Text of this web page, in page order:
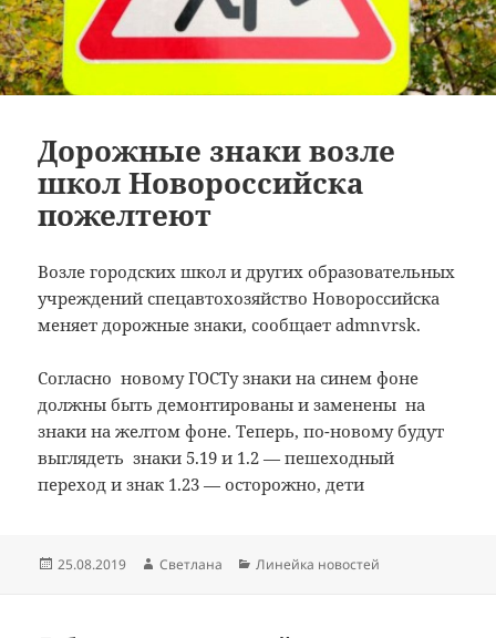
Дорожные знаки возле
школ Новороссийска
пожелтеют
Возле городских школ и других образовательных
учреждений спецавтохозяйство Новороссийска
меняет дорожные знаки, сообщает admnvrsk.
Согласно новому ГОСТу знаки на синем фоне
должны быть демонтированы и заменены на
знаки на желтом фоне. Теперь, по-новому будут
выглядеть знаки 5.19 и 1.2 — пешеходный
переход и знак 1.23 — осторожно, дети
Опубликовано
25.08.2019 Автор
Светлана Рубрики
Линейка новостей